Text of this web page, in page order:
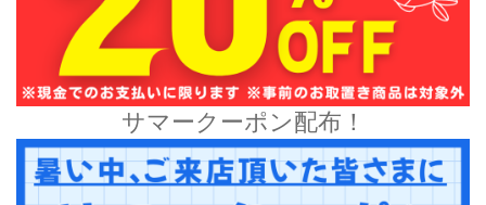
サマークーポン配布！